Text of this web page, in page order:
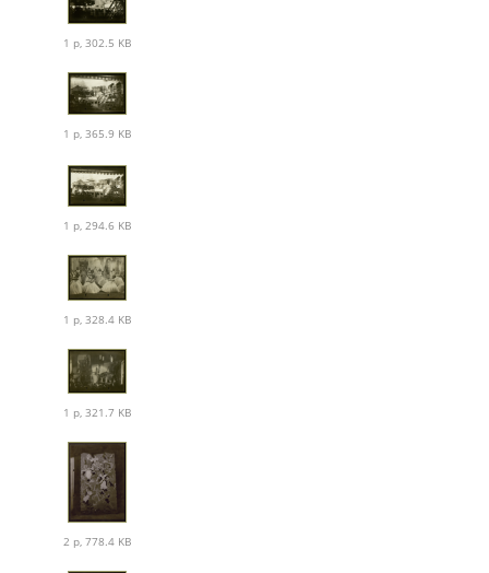
1 p, 302.5 KB
1 p, 365.9 KB
1 p, 294.6 KB
1 p, 328.4 KB
1 p, 321.7 KB
2 p, 778.4 KB